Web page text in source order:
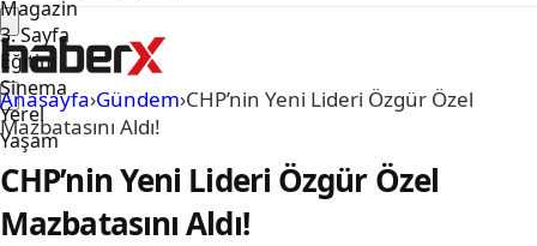
Magazin
3. Sayfa
Eğitim
Sinema
Yerel
Yaşam
Anasayfa›Gündem›CHP’nin Yeni Lideri Özgür Özel
Mazbatasını Aldı!
CHP’nin Yeni Lideri Özgür Özel
Mazbatasını Aldı!